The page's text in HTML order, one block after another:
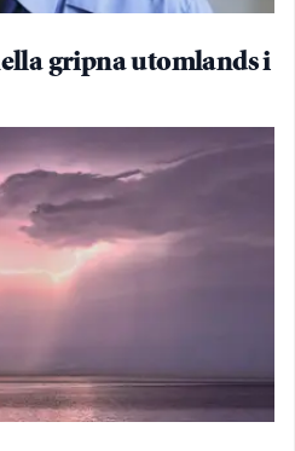
gripna utomlands i